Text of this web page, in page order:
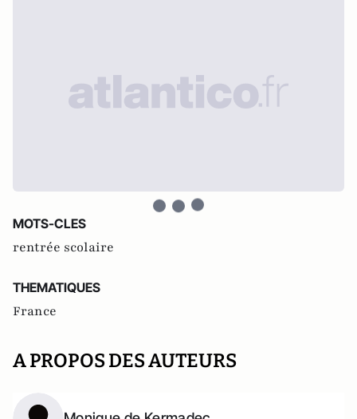
MOTS-CLES
rentrée scolaire
THEMATIQUES
France
A PROPOS DES AUTEURS